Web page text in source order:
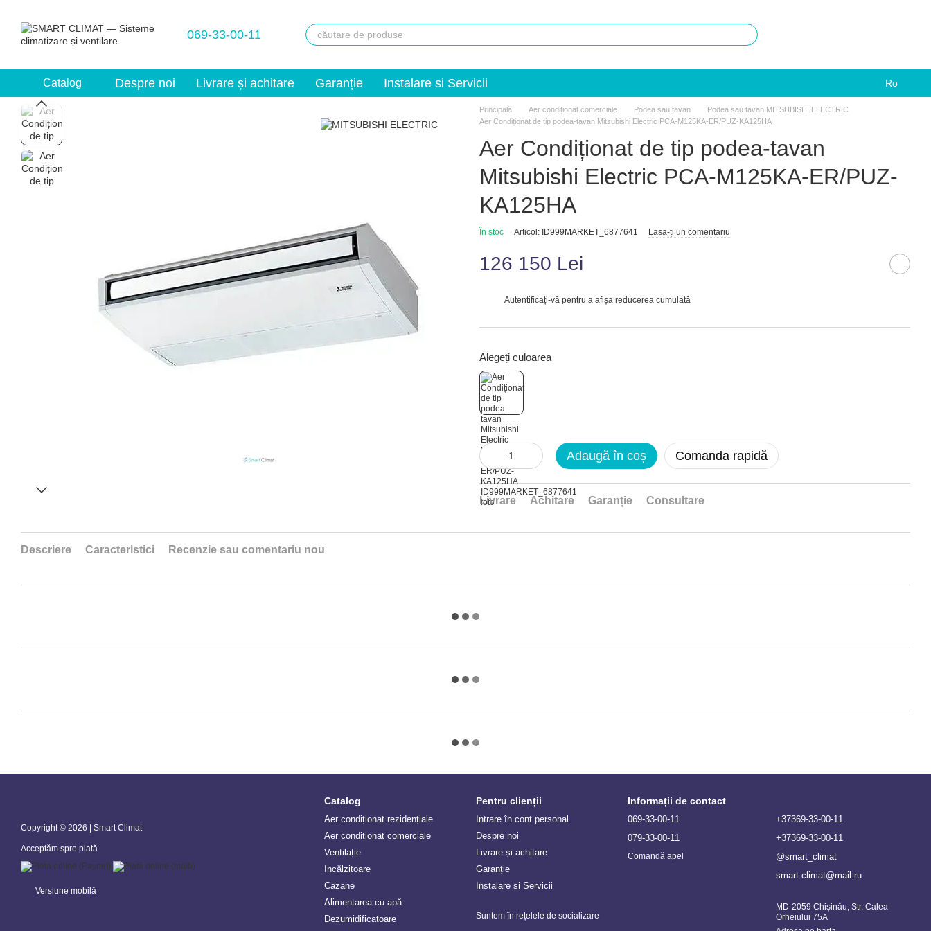
069-33-00-11
Catalog Despre noi Livrare și achitare Garanție Instalare si Servicii Ro
Principală Aer condiționat comerciale Podea sau tavan
Podea sau tavan MITSUBISHI ELECTRIC
Aer Condiționat de tip podea-tavan Mitsubishi Electric PCA-M125KA-ER/PUZ-KA125HA
Aer Condiționat de tip podea-tavan
Mitsubishi Electric PCA-M125KA-ER/PUZ-
KA125HA
În stoc Articol: ID999MARKET_6877641 Lasa-ți un comentariu
126 150 Lei
Autentificați-vă pentru a afișa reducerea cumulată
Alegeți culoarea
Adaugă în coș Comanda rapidă
Livrare Achitare Garanție Consultare
Descriere Caracteristici Recenzie sau comentariu nou
Copyright © 2026 | Smart Climat
Acceptăm spre plată
Versiune mobilă
Catalog
Aer condiționat rezidențiale
Aer condiționat comerciale
Ventilație
Incălzitoare
Сazane
Alimentarea cu apă
Dezumidificatoare
Pentru clienții
Intrare în cont personal
Despre noi
Livrare și achitare
Garanție
Instalare si Servicii
Suntem în rețelele de socializare
Informații de contact
069-33-00-11
079-33-00-11
Comandă apel
+37369-33-00-11
+37369-33-00-11
@smart_climat
smart.climat@mail.ru
MD-2059 Chișinău, Str. Calea
Orheiului 75A